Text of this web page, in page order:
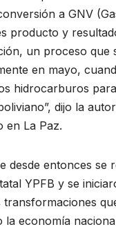
a GNV
producto y
un proceso que
en mayo,
hidrocarburos
dijo la
en La Paz.
desde entonces se
YPFB y se
transformaciones
la economía